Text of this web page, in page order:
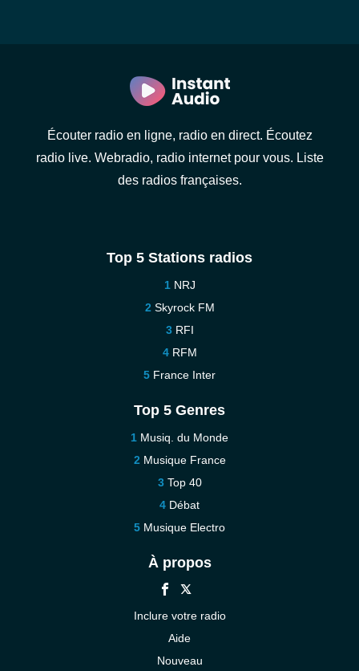
Écouter radio en ligne, radio en direct. Écoutez
radio live. Webradio, radio internet pour vous. Liste
des radios françaises.
Top 5 Stations radios
NRJ
Skyrock FM
RFI
RFM
France Inter
Top 5 Genres
Musiq. du Monde
Musique France
Top 40
Débat
Musique Electro
À propos
Inclure votre radio
Aide
Nouveau